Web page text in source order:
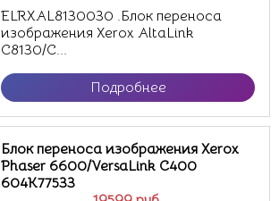
ELRXAL8130030 .Блок переноса
изображения Xerox AltaLink
C8130/C...
Подробнее
Блок переноса изображения Xerox
Phaser 6600/VersaLink C400
604K77533